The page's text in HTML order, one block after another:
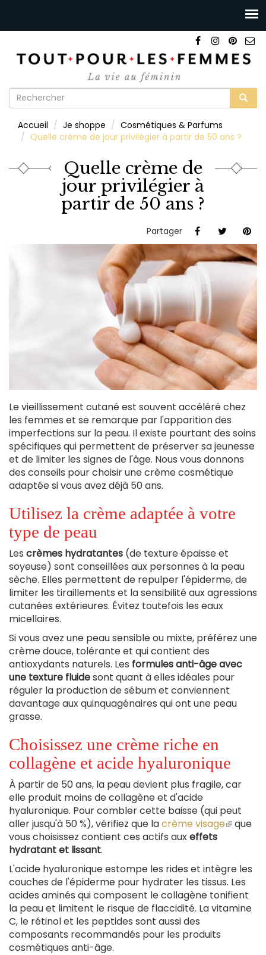
Formulaire
recherche
Accueil Je shoppe
Cosmétiques & Parfums
Quelle crème de jour privilégier à partir de 50 ans ?
Quelle crème de
jour privilégier à
partir de 50 ans ?
Partager
Le vieillissement cutané est souvent accéléré chez
les femmes et se remarque par l'apparition des
imperfections sur la peau. Il existe pourtant des soins
spécifiques qui permettent de préserver sa jeunesse
et de limiter les signes de l'âge. Nous vous donnons
des conseils pour choisir une crème cosmétique
adaptée si vous avez déjà 50 ans.
Utilisez la crème adaptée à votre
type de peau
Les crèmes hydratantes (de texture épaisse et
soyeuse) sont conseillées aux personnes à la peau
sèche. Elles permettent de repulper l'épiderme, de
limiter les tiraillements et la sensibilité aux agressions
cutanées extérieures. Évitez toutefois les eaux
micellaires.
Si vous avez une peau sensible ou mixte, préférez une
crème douce, tolérante et qui contient des
antioxydants naturels. Les formules anti-âge avec
une texture fluidesont quant à elles idéales pour
réguler la production de sébum et conviennent
davantage aux quinquagénaires qui ont une peau
grasse.
Choisissez une crème riche en
collagène et acide hyaluronique
À partir de 50 ans, la peau devient plus fragile, car
elle produit moins de collagène et d'acide
hyaluronique. Pour combler cette baisse (qui peut
aller jusqu'à 50 %), vérifiez que lacrème visage(le
externe)
que
vous choisissez contient ces actifs auxeffets
hydratant et lissant.
L'acide hyaluronique estompe les rides et intègre les
couches de l'épiderme pour hydrater les tissus. Les
acides aminés qui composent le collagène tonifient
la peau et limitent le risque de flaccidité. La vitamine
C, le rétinol et les peptides sont aussi des
composants recommandés pour les produits
cosmétiques anti-âge.